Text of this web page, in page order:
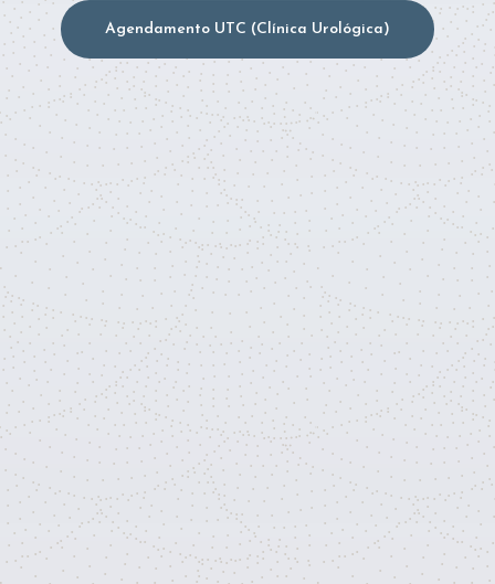
Agendamento UTC (Clínica Urológica)